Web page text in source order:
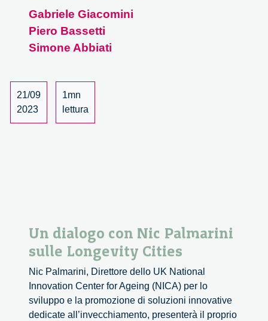
Gabriele Giacomini
Piero Bassetti
Simone Abbiati
21/09
2023
1mn
lettura
Un dialogo con Nic Palmarini
sulle Longevity Cities
Nic Palmarini, Direttore dello UK National
Innovation Center for Ageing (NICA) per lo
sviluppo e la promozione di soluzioni innovative
dedicate all’invecchiamento, presenterà il proprio